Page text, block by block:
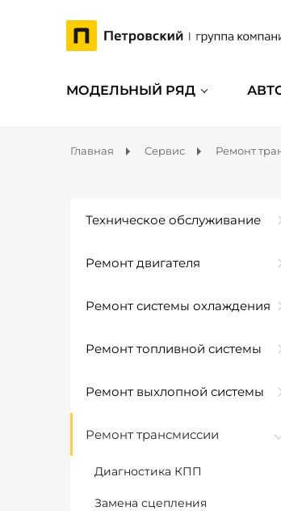
МОДЕЛЬНЫЙ РЯД
Главная Сервис Ремонт
Техническое обслуживание
Ремонт двигателя
Ремонт системы охлаждения
Ремонт топливной системы
Ремонт выхлопной системы
Ремонт трансмиссии
Диагностика КПП
Замена сцепления